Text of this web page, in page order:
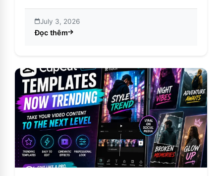
July 3, 2026
Đọc thêm
about CapCut APK Template Xu hướng mới Hiệu